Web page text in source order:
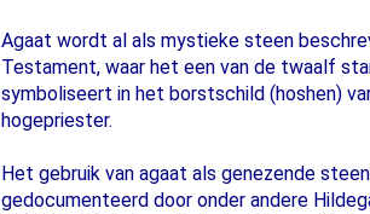
Agaat wordt al als mystieke steen
Testament, waar het een van de twaalf
symboliseert in het borstschild (hoshen)
hogepriester.
Het gebruik van agaat als genezende
gedocumenteerd door onder andere